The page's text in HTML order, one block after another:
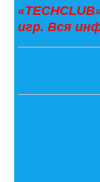
игр. Вся